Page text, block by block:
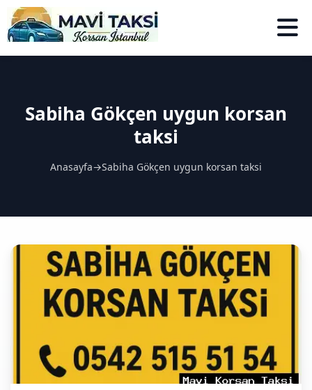
Sabiha Gökçen uygun korsan
taksi
Anasayfa→Sabiha Gökçen uygun korsan taksi